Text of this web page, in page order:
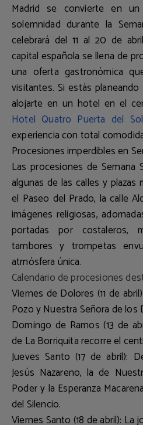
Madrid se convierte en
solemnidad durante la
celebrará del11 al 20 de abril
capital española se llena de
una oferta gastronómica
visitantes. Si estás
alojarte en unhotel en el
Hotel Quatro Puerta del Sol
experiencia con total
Procesiones imperdibles en
Las procesiones de Semana
algunas de las calles y
el Paseo del Prado, la calle
imágenes religiosas,
portadas por costaleros,
tambores y trompetas
atmósfera única.
Calendario de procesiones
Viernes de Dolores (11 de
Pozo y Nuestra Señora de los
Domingo de Ramos (13 de
de La Borriquitarecorre el
Jueves Santo (17 de abril):
Jesús Nazareno, la de
Poder y la Esperanza
del Silencio.
Viernes Santo (18 de abril): La